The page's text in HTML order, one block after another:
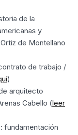
de la
y
de Montellano
de trabajo /
)
arquitecto
Cabello (leer
fundamentación